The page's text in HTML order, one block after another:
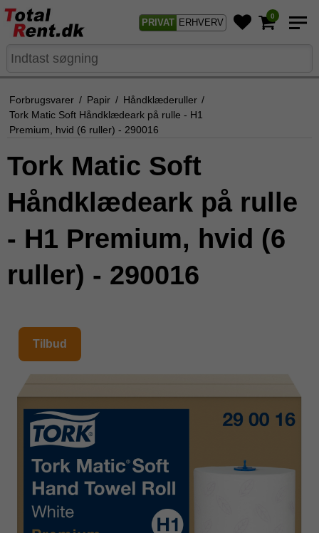
PRIVAT ERHVERV
0
Forbrugsvarer / Papir / Håndklæderuller /
Tork Matic Soft Håndklædeark på rulle - H1
Premium, hvid (6 ruller) - 290016
Tork Matic Soft
Håndklædeark på rulle
- H1 Premium, hvid (6
ruller) - 290016
Tilbud